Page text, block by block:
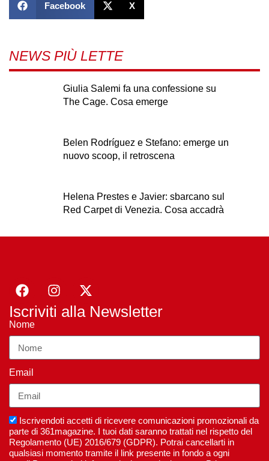
Facebook X
NEWS PIÙ LETTE
Giulia Salemi fa una confessione su
The Cage. Cosa emerge
Belen Rodríguez e Stefano: emerge un
nuovo scoop, il retroscena
Helena Prestes e Javier: sbarcano sul
Red Carpet di Venezia. Cosa accadrà
Iscriviti alla Newsletter
Nome
Email
Iscrivendoti accetti di ricevere comunicazioni promozionali da
parte di 361magazine. I tuoi dati saranno trattati nel rispetto del
Regolamento (UE) 2016/679 (GDPR). Potrai cancellarti in
qualsiasi momento tramite il link presente in fondo a ogni